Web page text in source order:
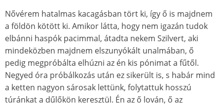
Nővérem hatalmas kacagásban tört ki, így ő is majdnem
a földön kötött ki. Amikor látta, hogy nem igazán tudok
elbánni haspók pacimmal, átadta nekem Szilvert, aki
mindeközben majdnem elszunyókált unalmában, ő
pedig megpróbálta elhúzni az én kis pónimat a fűtől.
Negyed óra próbálkozás után ez sikerült is, s habár mind
a ketten nagyon sárosak lettünk, folytattuk hosszú
túránkat a dűlőkön keresztül. Én az ő lován, ő az